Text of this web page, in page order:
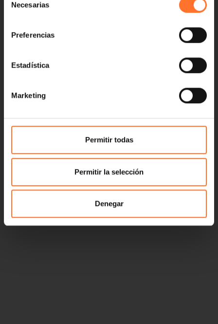
Necesarias
Preferencias
Estadística
Marketing
Permitir todas
Permitir la selección
Denegar